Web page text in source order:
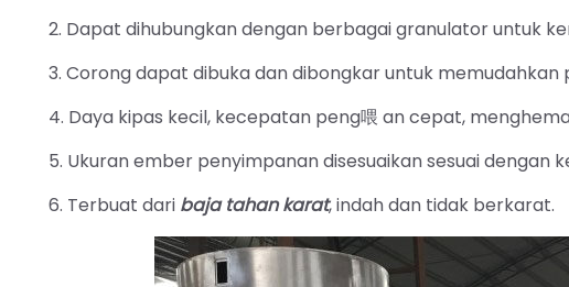
2. Dapat dihubungkan dengan berbagai granulator untuk
3. Corong dapat dibuka dan dibongkar untuk memudahkan
4. Daya kipas kecil, kecepatan peng喂 an cepat,
5. Ukuran ember penyimpanan disesuaikan sesuai dengan
6. Terbuat dari baja tahan karat, indah dan tidak berkarat.